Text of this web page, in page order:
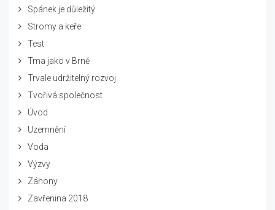
Spánek je důležitý
Stromy a keře
Test
Tma jako v Brně
Trvale udržitelný rozvoj
Tvořivá společnost
Úvod
Uzemnění
Voda
Výzvy
Záhony
Zavřenina 2018